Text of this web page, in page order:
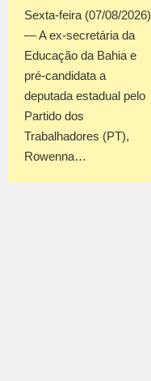
Sexta-feira (07/08/2026)
— A ex-secretária da
Educação da Bahia e
pré-candidata a
deputada estadual pelo
Partido dos
Trabalhadores (PT),
Rowenna…